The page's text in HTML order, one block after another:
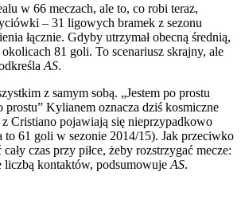
w 66 meczach, ale to, co robi teraz,
– 31 ligowych bramek z sezonu
łącznie. Gdyby utrzymał obecną średnią,
81 goli. To scenariusz skrajny, ale
AS.
z samym sobą. „Jestem po prostu
Kylianem oznacza dziś kosmiczne
Cristiano pojawiają się nieprzypadkowo
to 61 goli w sezonie 2014/15). Jak przeciwko
czas przy piłce, żeby rozstrzygać mecze:
liczbą kontaktów, podsumowuje AS.